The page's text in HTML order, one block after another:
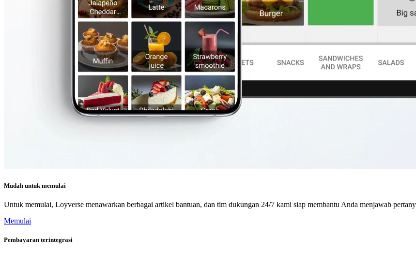
Mudah untuk memulai
Untuk memulai, Loyverse menawarkan berbagai artikel bantuan, dan tim dukungan 24/7 kami siap membantu Anda menjawab
Memulai
Pembayaran terintegrasi